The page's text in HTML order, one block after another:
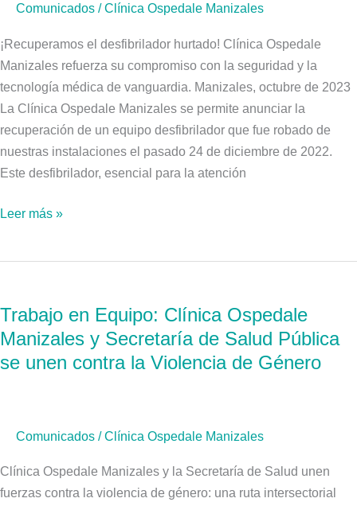
Comunicados /Clínica Ospedale Manizales
¡Recuperamos el desfibrilador hurtado! Clínica Ospedale
Manizales refuerza su compromiso con la seguridad y la
tecnología médica de vanguardia. Manizales, octubre de 2023
La Clínica Ospedale Manizales se permite anunciar la
recuperación de un equipo desfibrilador que fue robado de
nuestras instalaciones el pasado 24 de diciembre de 2022.
Este desfibrilador, esencial para la atención
Manizales
Leer más »
Trabajo en Equipo: Clínica Ospedale
Manizales y Secretaría de Salud Pública
se unen contra la Violencia de Género
Comunicados /Clínica Ospedale Manizales
Clínica Ospedale Manizales y la Secretaría de Salud unen
fuerzas contra la violencia de género: una ruta intersectorial
Equipo:
Clínica
Ospedale
Salud
Pública